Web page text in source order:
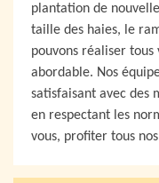
plantation de
taille des haies, le
pouvons réaliser
abordable. Nos
satisfaisant avec des
en respectant les
vous, profiter tous